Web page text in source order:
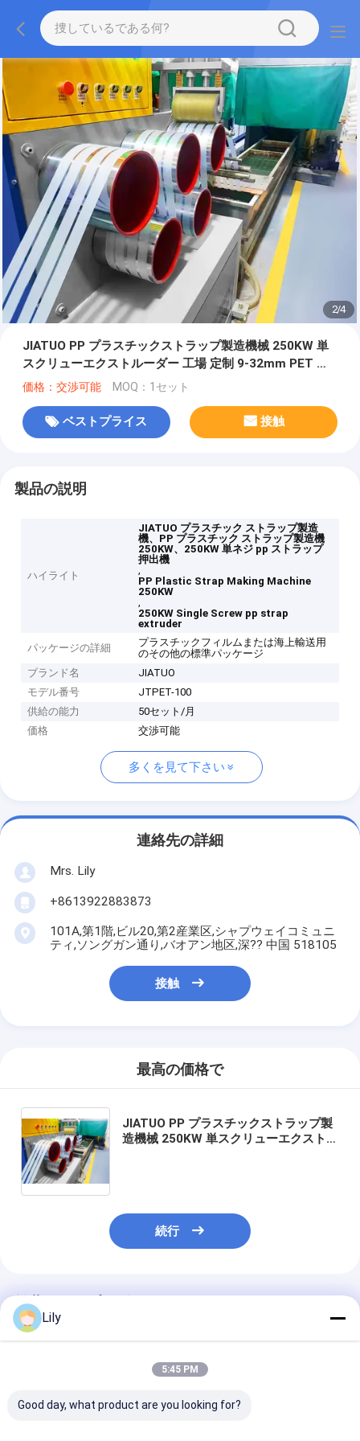
2/4
JIATUO PP プラスチックストラップ製造機械 250KW 単
スクリューエクストルーダー 工場 定制 9-32mm PET プ
ラスチックストラップ生産ライン 100-600 / H 挤出出力
価格：交渉可能 MOQ：1セット
ベストプライス 接触
製品の説明
ハイライト
JIATUO プラスチック ストラップ製造
機、PP プラスチック ストラップ製造機
250KW、250KW 単ネジ pp ストラップ
押出機
,
PP Plastic Strap Making Machine
250KW
,
250KW Single Screw pp strap
extruder
パッケージの詳細
プラスチックフィルムまたは海上輸送用
のその他の標準パッケージ
ブランド名
JIATUO
モデル番号
JTPET-100
供給の能力
50セット/月
価格
交渉可能
多くを見て下さい
連絡先の詳細
Mrs. Lily
+8613922883873
101A,第1階,ビル20,第2産業区,シャプウェイコミュニ
ティ,ソングガン通り,バオアン地区,深?? 中国 518105
接触
最高の価格で
JIATUO PP プラスチックストラップ製
造機械 250KW 単スクリューエクストル
続行
推薦されたプロダクト
Lily
5:45 PM
Good day, what product are you looking for?